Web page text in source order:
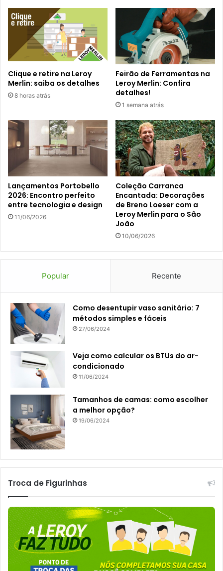
Clique e retire na Leroy
Merlin: saiba os detalhes
8 horas atrás
Feirão de Ferramentas na
Leroy Merlin: Confira
detalhes!
1 semana atrás
Lançamentos Portobello
2026: Encontro perfeito
entre tecnologia e design
11/06/2026
Coleção Carranca
Encantada: Decorações
de Breno Loeser com a
Leroy Merlin para o São
João
10/06/2026
Popular Recente
Como desentupir vaso sanitário: 7
métodos simples e fáceis
27/06/2024
Veja como calcular os BTUs do ar-
condicionado
11/06/2024
Tamanhos de camas: como escolher
a melhor opção?
19/06/2024
Troca de Figurinhas